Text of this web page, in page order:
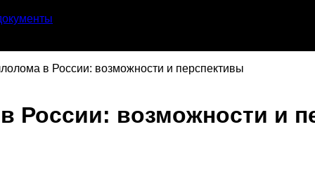
в России: возможности и перспективы
России: возможности и